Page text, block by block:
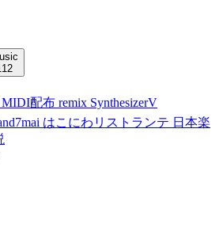
MIDI配布 remix SynthesizerV
はこにわリストランテ 日本楽